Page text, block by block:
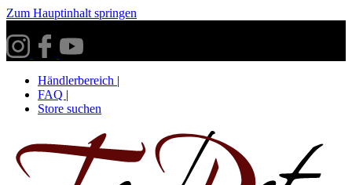
Zum Hauptinhalt springen
Händlerbereich |
FAQ |
Store suchen